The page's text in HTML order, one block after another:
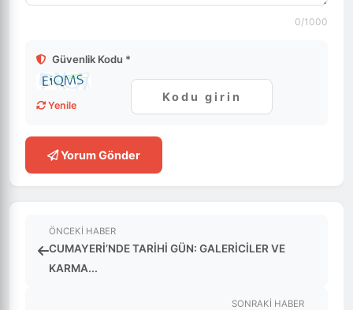
0/1000
Güvenlik Kodu *
Yenile
Yorum Gönder
ÖNCEKI HABER
CUMAYERİ’NDE TARİHİ GÜN: GALERİCİLER VE
KARMA...
SONRAKI HABER